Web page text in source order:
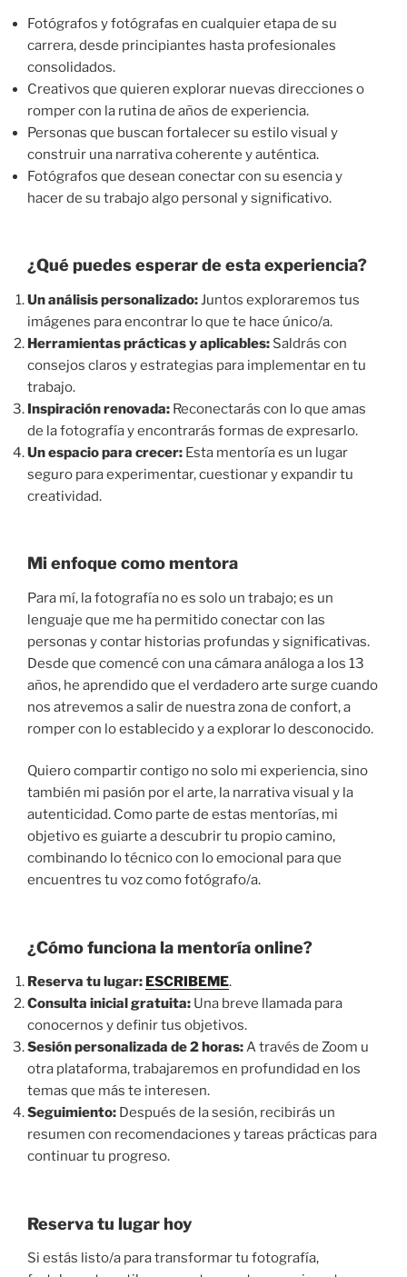
Fotógrafos y fotógrafas en cualquier etapa de su
carrera, desde principiantes hasta profesionales
consolidados.
Creativos que quieren explorar nuevas direcciones o
romper con la rutina de años de experiencia.
Personas que buscan fortalecer su estilo visual y
construir una narrativa coherente y auténtica.
Fotógrafos que desean conectar con su esencia y
hacer de su trabajo algo personal y significativo.
¿Qué puedes esperar de esta experiencia?
Un análisis personalizado:Juntos exploraremos tus
imágenes para encontrar lo que te hace único/a.
Herramientas prácticas y aplicables: Saldrás con
consejos claros y estrategias para implementar en tu
trabajo.
Inspiración renovada: Reconectarás con lo que amas
de la fotografía y encontrarás formas de expresarlo.
Un espacio para crecer: Esta mentoría es un lugar
seguro para experimentar, cuestionar y expandir tu
creatividad.
Mi enfoque como mentora
Para mí, la fotografía no es solo un trabajo; es un
lenguaje que me ha permitido conectar con las
personas y contar historias profundas y significativas.
Desde que comencé con una cámara análoga a los 13
años, he aprendido que el verdadero arte surge cuando
nos atrevemos a salir de nuestra zona de confort, a
romper con lo establecido y a explorar lo desconocido.
Quiero compartir contigo no solo mi experiencia, sino
también mi pasión por el arte, la narrativa visual y la
autenticidad. Como parte de estas mentorías, mi
objetivo es guiarte a descubrir tu propio camino,
combinando lo técnico con lo emocional para que
encuentres tu voz como fotógrafo/a.
¿Cómo funciona la mentoría online?
Reserva tu lugar: ESCRIBEME.
Consulta inicial gratuita: Una breve llamada para
conocernos y definir tus objetivos.
Sesión personalizada de 2 horas:A través de Zoom u
otra plataforma, trabajaremos en profundidad en los
temas que más te interesen.
Seguimiento: Después de la sesión, recibirás un
resumen con recomendaciones y tareas prácticas para
continuar tu progreso.
Reserva tu lugar hoy
Si estás listo/a para transformar tu fotografía,